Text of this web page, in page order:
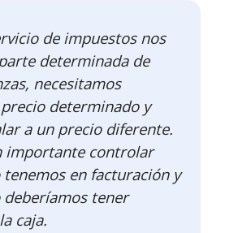
de impuestos nos
determinada de
necesitamos
determinado y
a un precio diferente.
importante controlar
en facturación y
tener
caja.